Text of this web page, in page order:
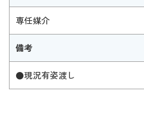
専任媒介
備考
●現況有姿渡し